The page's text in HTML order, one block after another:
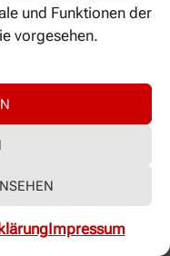
und Funktionen der
vorgesehen.
Impressum
INFORMATIK
Kliniken und Instituten
Studien pro
und unterstützt